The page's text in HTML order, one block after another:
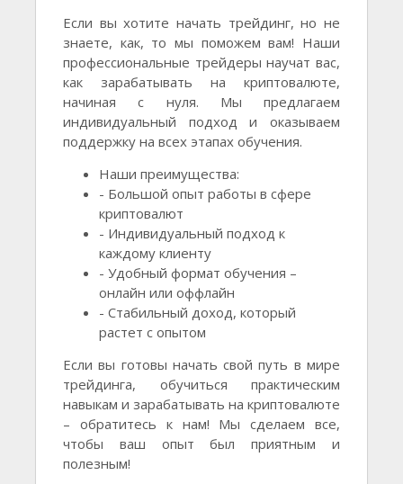
Если вы хотите начать трейдинг, но не
знаете, как, то мы поможем вам! Наши
профессиональные трейдеры научат вас,
как зарабатывать на криптовалюте,
начиная с нуля. Мы предлагаем
индивидуальный подход и оказываем
поддержку на всех этапах обучения.
Наши преимущества:
- Большой опыт работы в сфере
криптовалют
- Индивидуальный подход к
каждому клиенту
- Удобный формат обучения –
онлайн или оффлайн
- Стабильный доход, который
растет с опытом
Если вы готовы начать свой путь в мире
трейдинга, обучиться практическим
навыкам и зарабатывать на криптовалюте
– обратитесь к нам! Мы сделаем все,
чтобы ваш опыт был приятным и
полезным!